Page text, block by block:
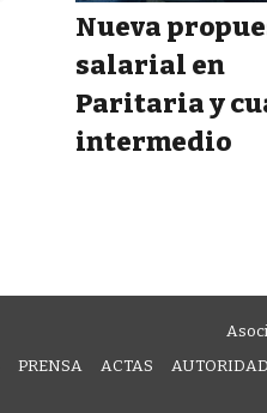
Nueva
salarial en
Paritaria y
intermedio
PRENSA ACTAS